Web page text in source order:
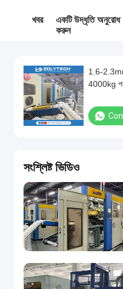
খবর
একটি উদ্ধৃতি অনুরোধ
করুন
1.6-2.3mm
4000kg
সংশ্লিষ্ট ভিডিও